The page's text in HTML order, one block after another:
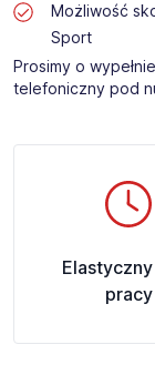
Możliwość
Sport
Prosimy o
telefoniczny pod
pracy